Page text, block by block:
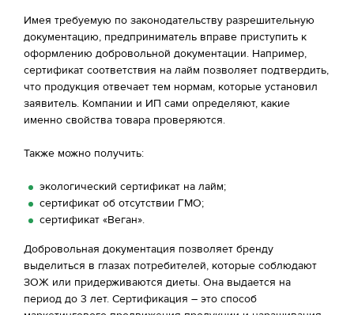
Имея требуемую по законодательству разрешительную
документацию, предприниматель вправе приступить к
оформлению добровольной документации. Например,
сертификат соответствия на лайм позволяет подтвердить,
что продукция отвечает тем нормам, которые установил
заявитель. Компании и ИП сами определяют, какие
именно свойства товара проверяются.
Также можно получить:
экологический сертификат на лайм;
сертификат об отсутствии ГМО;
сертификат «Веган».
Добровольная документация позволяет бренду
выделиться в глазах потребителей, которые соблюдают
ЗОЖ или придерживаются диеты. Она выдается на
период до 3 лет. Сертификация – это способ